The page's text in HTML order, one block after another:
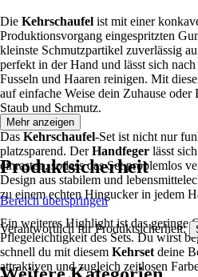
Die Kehrschaufel ist mit einer
Produktionsvorgang eingespritzten
kleinste Schmutzpartikel zuverlässig
perfekt in der Hand und lässt sich
Fusseln und Haaren reinigen. Mit
auf einfache Weise dein Zuhause
Staub und Schmutz.
Das Kehrschaufel-Set ist nicht nur
platzsparend. DerHandfeger lässt
einrasten, sodass das Set problemlos
Design aus stabilem und
zu einem echten Hingucker in jedem
Ein weiteres Highlight ist das geringe
Pflegeleichtigkeit des Sets. Du wirst
schnell du mit diesem Kehrset deine
attraktiven und zugleich zeitlosen
Mehr anzeigen
Produktsicherheit
Bereich überspringen
Verantwortlich für Produktsicherheit: